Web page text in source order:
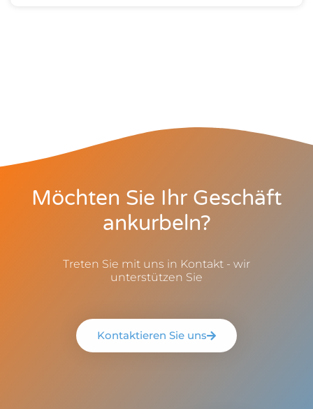
Möchten Sie Ihr Geschäft
ankurbeln?
Treten Sie mit uns in Kontakt - wir
unterstützen Sie
Kontaktieren Sie uns